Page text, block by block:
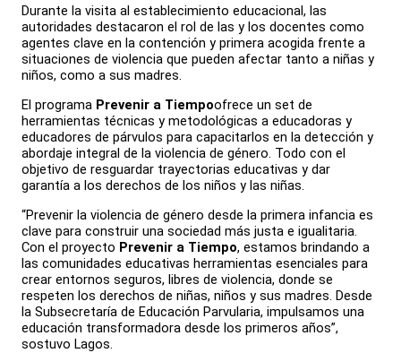
Durante la visita al establecimiento educacional, las
autoridades destacaron el rol de las y los docentes como
agentes clave en la contención y primera acogida frente a
situaciones de violencia que pueden afectar tanto a niñas y
niños, como a sus madres.
El programa Prevenir a Tiempoofrece un set de
herramientas técnicas y metodológicas a educadoras y
educadores de párvulos para capacitarlos en la detección y
abordaje integral de la violencia de género. Todo con el
objetivo de resguardar trayectorias educativas y dar
garantía a los derechos de los niños y las niñas.
“Prevenir la violencia de género desde la primera infancia es
clave para construir una sociedad más justa e igualitaria.
Con el proyecto Prevenir a Tiempo, estamos brindando a
las comunidades educativas herramientas esenciales para
crear entornos seguros, libres de violencia, donde se
respeten los derechos de niñas, niños y sus madres. Desde
la Subsecretaría de Educación Parvularia, impulsamos una
educación transformadora desde los primeros años”,
sostuvo Lagos.